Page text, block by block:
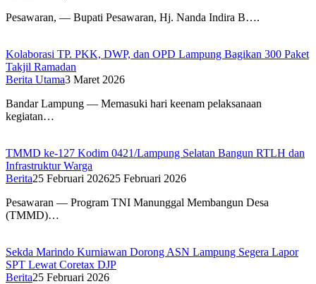
Pesawaran, — Bupati Pesawaran, Hj. Nanda Indira B….
Kolaborasi TP. PKK, DWP, dan OPD Lampung Bagikan 300 Paket
Takjil Ramadan
Berita Utama3 Maret 2026
Bandar Lampung — Memasuki hari keenam pelaksanaan
kegiatan…
TMMD ke-127 Kodim 0421/Lampung Selatan Bangun RTLH dan
Infrastruktur Warga
Berita25 Februari 202625 Februari 2026
Pesawaran — Program TNI Manunggal Membangun Desa
(TMMD)…
Sekda Marindo Kurniawan Dorong ASN Lampung Segera Lapor
SPT Lewat Coretax DJP
Berita25 Februari 2026